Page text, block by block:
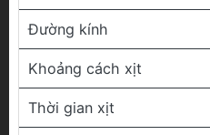
Đường kính
Khoảng cách xịt
Thời gian xịt